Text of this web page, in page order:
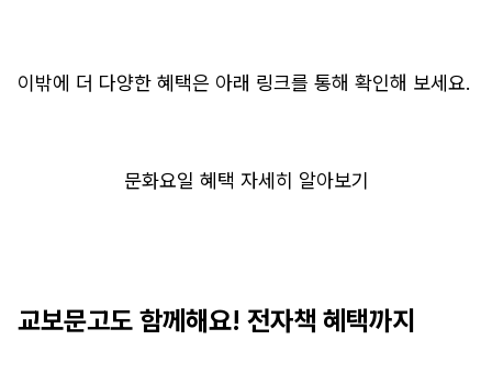
이밖에 더 다양한 혜택은 아래 링크를 통해 확인해 보세요.
문화요일 혜택 자세히 알아보기
교보문고도 함께해요! 전자책 혜택까지